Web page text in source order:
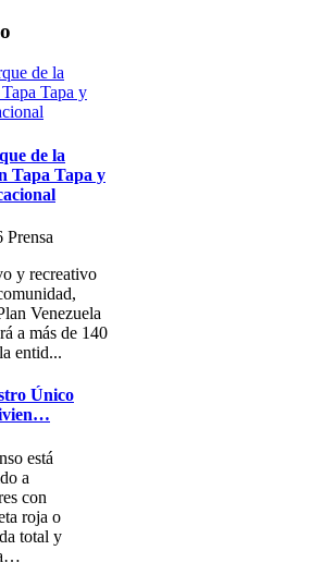
de la
Tapa Tapa y
Prensa
y recreativo
Venezuela
a más de 140
entid...
Único
está
a
con
roja o
total y